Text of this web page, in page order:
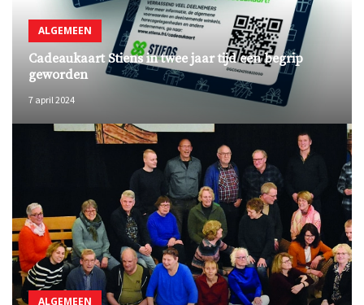
ALGEMEEN
Cadeaukaart Stiens in twee jaar tijd een begrip
geworden
7 april 2024
ALGEMEEN